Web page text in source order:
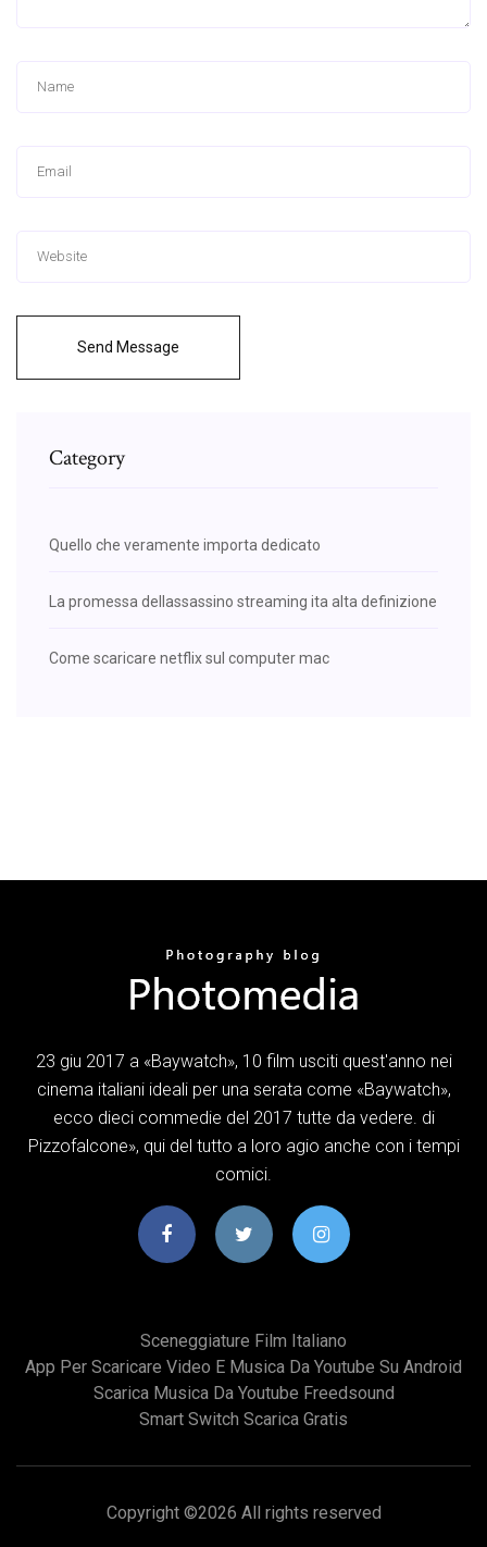
Send Message
Category
Quello che veramente importa dedicato
La promessa dellassassino streaming ita alta definizione
Come scaricare netflix sul computer mac
23 giu 2017 a «Baywatch», 10 film usciti quest'anno nei
cinema italiani ideali per una serata come «Baywatch»,
ecco dieci commedie del 2017 tutte da vedere. di
Pizzofalcone», qui del tutto a loro agio anche con i tempi
comici.
Sceneggiature Film Italiano
App Per Scaricare Video E Musica Da Youtube Su Android
Scarica Musica Da Youtube Freedsound
Smart Switch Scarica Gratis
Copyright ©2026 All rights reserved